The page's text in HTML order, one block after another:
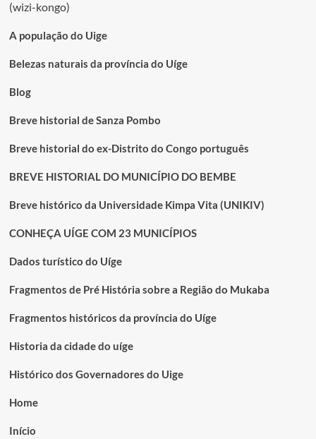
mais
da
do
(wizi-kongo)
A população do Uige
Belezas naturais da província do Uíge
Blog
Breve historial de Sanza Pombo
Breve historial do ex-Distrito do Congo português
BREVE HISTORIAL DO MUNICÍPIO DO BEMBE
Breve histórico da Universidade Kimpa Vita (UNIKIV)
CONHEÇA UÍGE COM 23 MUNICÍPIOS
Dados turístico do Uíge
Fragmentos de Pré História sobre a Região do Mukaba
Fragmentos históricos da província do Uíge
Historia da cidade do uíge
Histórico dos Governadores do Uige
Home
Início